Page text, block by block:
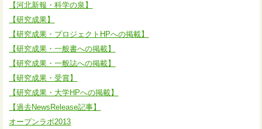
【河北新報・科学の泉】
【研究成果】
【研究成果・プロジェクトHPへの掲載】
【研究成果・一般書への掲載】
【研究成果・一般誌への掲載】
【研究成果・受賞】
【研究成果・大学HPへの掲載】
【過去NewsRelease記事】
オープンラボ2013